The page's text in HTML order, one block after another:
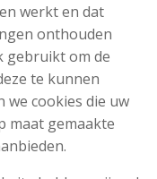
werkt en dat
onthouden
gebruikt om de
te kunnen
we cookies die uw
maat gemaakte